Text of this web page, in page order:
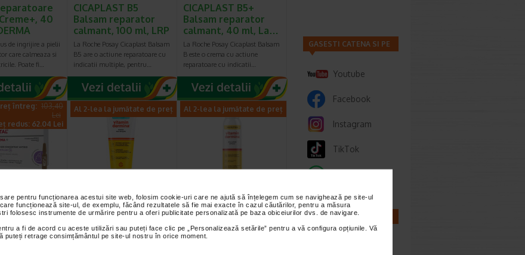
pentru funcționarea acestui site web, folosim cookie-uri care ne ajută să înțelegem cum se navighează pe site-ul
funcționează site-ul, de exemplu, făcând rezultatele să fie mai exacte în cazul căutărilor, pentru a măsura
folosesc instrumente de urmărire pentru a oferi publicitate personalizată pe baza obiceiurilor dvs. de navigare.
a fi de acord cu aceste utilizări sau puteți face clic pe „Personalizează setările” pentru a vă configura opțiunile. Vă
retrage consimțământul pe site-ul nostru în orice moment.
40
de ingrijire a pielii
care calmeaza si
Poate fi…
CICAPLAST B5
Balsam reparator
calmant, 100 ml, LRP
La Roche Posay Cicaplast Balsam
B5 are o actiune reparatoare cu
indicatii multiple, pentru…
CICAPLAST B5+
Balsam reparator
calmant, 40 ml, La…
La Roche Posay Cicaplast Balsam
B este o crema cu actiune
reparatoare cu indicatii…
întreg: 103,40
Lei
redus: 62.04 Lei
Fiole cu ser
antirid,
Derma+ Fiole cu
Antirid 6%
Al 2-lea la jumătate de preț
Crema eritem fesier
Pasta all’Acqua, 100
ml, VITAMIN…
Emulsie absorbanta, calmanta si
protectoare care contine 10%
Al 2-lea la jumătate de preț
Spray pudra
protector, 150 ml,
VITAMIN DERMINA
Recomandat in cazul
GASESTI CATENA SI PE
Youtube
Facebook
Instagram
TikTok
CALCULATOARE